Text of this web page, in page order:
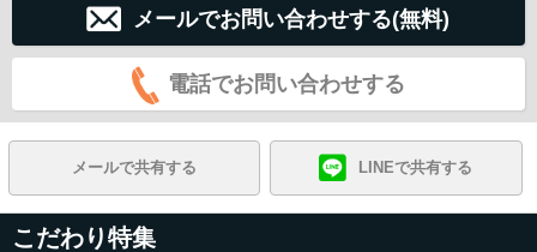
メールでお問い合わせする(無料)
電話でお問い合わせする
メールで共有する LINEで共有する
こだわり特集